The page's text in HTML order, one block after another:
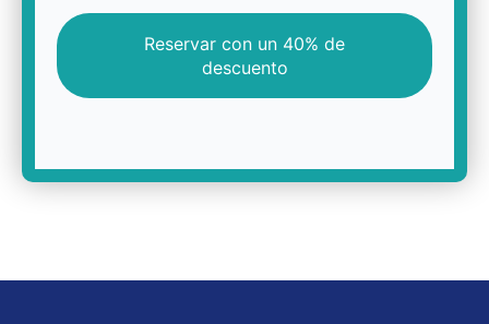
Reservar con un 40% de
descuento